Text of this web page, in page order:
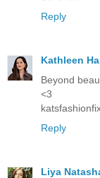
Reply
Kathleen
Beyond
<3
Reply
Liya